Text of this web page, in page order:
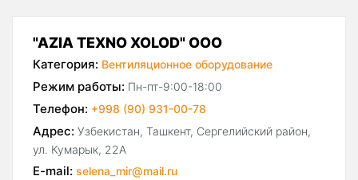
"AZIA TEXNO XOLOD" ООО
Категория: Вентиляционное оборудование
Режим работы: Пн-пт-9:00-18:00
Телефон: +998 (90) 931-00-78
Адрес: Узбекистан, Ташкент, Сергелийский район,
ул. Кумарык, 22А
E-mail: selena_mir@mail.ru